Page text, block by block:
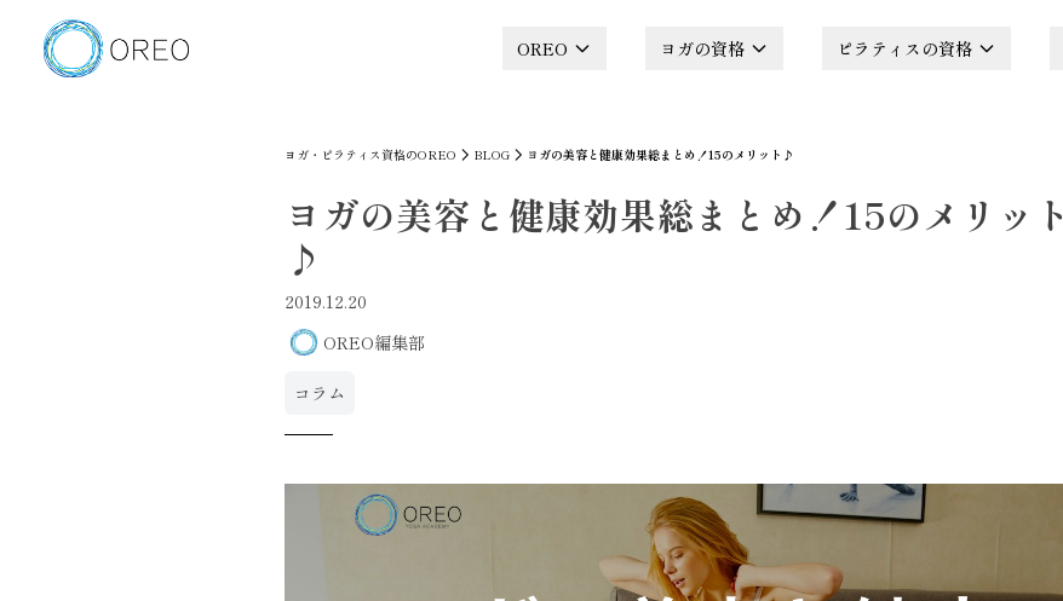
OREO ヨガの資格 ピラティスの資格
ヨガ・ピラティス資格のOREO BLOG ヨガの美容と健康効果総まとめ！15のメリット♪
ヨガの美容と健康効果総まとめ！15のメリット
♪
2019.12.20
OREO編集部
コラム